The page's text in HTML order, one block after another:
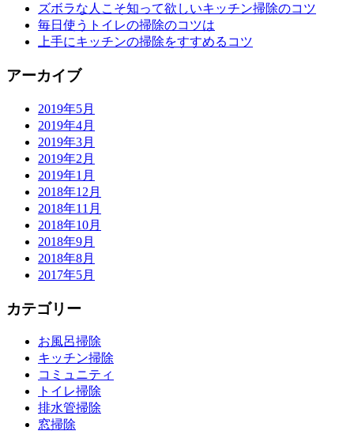
ズボラな人こそ知って欲しいキッチン掃除のコツ
毎日使うトイレの掃除のコツは
上手にキッチンの掃除をすすめるコツ
アーカイブ
2019年5月
2019年4月
2019年3月
2019年2月
2019年1月
2018年12月
2018年11月
2018年10月
2018年9月
2018年8月
2017年5月
カテゴリー
お風呂掃除
キッチン掃除
コミュニティ
トイレ掃除
排水管掃除
窓掃除